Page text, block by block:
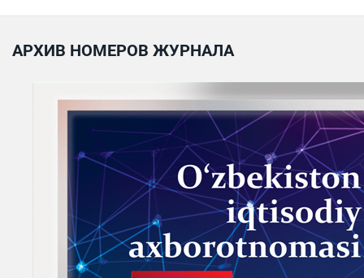
АРХИВ НОМЕРОВ ЖУРНАЛА